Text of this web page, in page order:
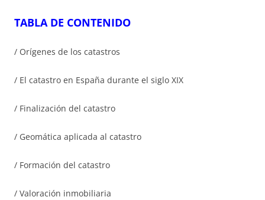
TABLA DE CONTENIDO
/ Orígenes de los catastros
/ El catastro en España durante el siglo XIX
/ Finalización del catastro
/ Geomática aplicada al catastro
/ Formación del catastro
/ Valoración inmobiliaria